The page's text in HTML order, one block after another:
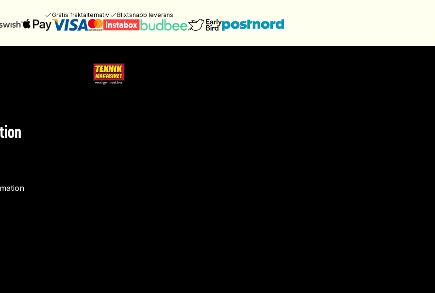
Gratis fraktalternativ Blixtsnabb leverans